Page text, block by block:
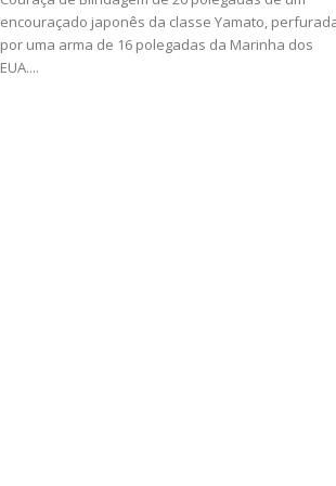
encouraçado japonês da classe Yamato,
por uma arma de 16 polegadas da Marinha dos
EUA....